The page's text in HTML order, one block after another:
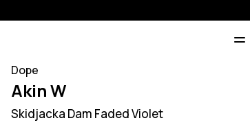
Dope
Akin W
Skidjacka Dam Faded Violet